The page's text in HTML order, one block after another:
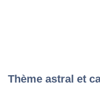
Thème astral et